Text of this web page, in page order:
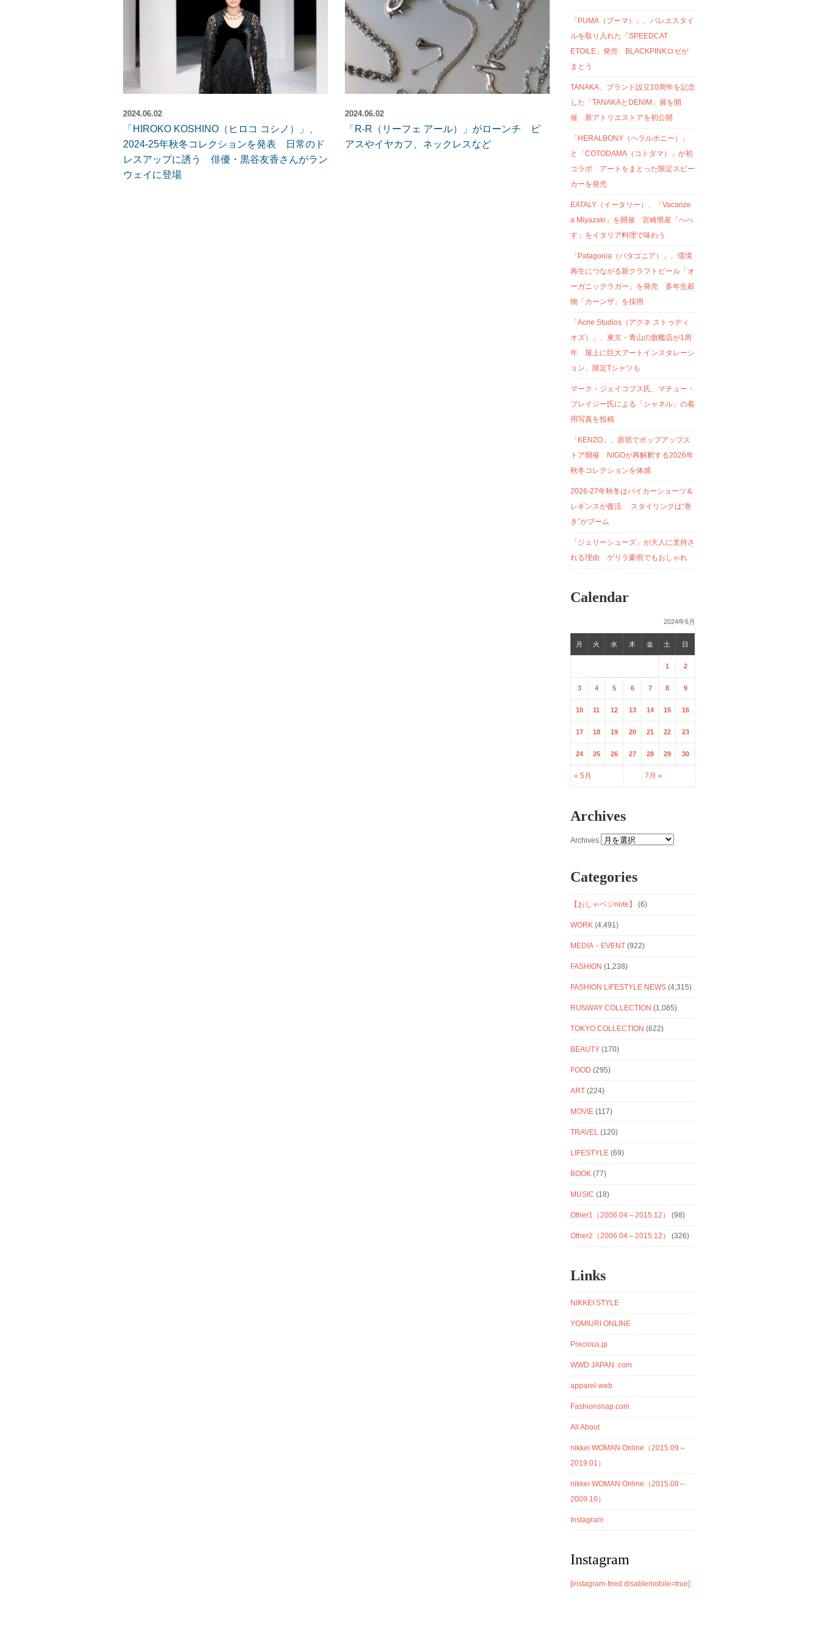
2024.06.02
「HIROKO KOSHINO（ヒロコ コシノ）」、
2024-25年秋冬コレクションを発表 日常のド
レスアップに誘う 俳優・黒谷友香さんがラン
ウェイに登場
2024.06.02
「R-R（リーフェ アール）」がローンチ ピ
アスやイヤカフ、ネックレスなど
「PUMA（プーマ）」、バレエスタイ
ルを取り入れた「SPEEDCAT
ETOILE」発売 BLACKPINKロゼが
まとう
TANAKA、ブランド設立10周年を記念
した「TANAKAとDENIM」展を開
催 新アトリエストアを初公開
「HERALBONY（ヘラルボニー）」
と「COTODAMA（コトダマ）」が初
コラボ アートをまとった限定スピー
カーを発売
EATALY（イータリー）、「Vacanze
a Miyazaki」を開催 宮崎県産「へべ
す」をイタリア料理で味わう
「Patagonia（パタゴニア）」、環境
再生につながる新クラフトビール「オ
ーガニックラガー」を発売 多年生穀
物「カーンザ」を採用
「Acne Studios（アクネ ストゥディ
オズ）」、東京・青山の旗艦店が1周
年 屋上に巨大アートインスタレーシ
ョン、限定Tシャツも
マーク・ジェイコブス氏、マチュー・
ブレイジー氏による「シャネル」の着
用写真を投稿
「KENZO」、原宿でポップアップス
トア開催 NIGOが再解釈する2026年
秋冬コレクションを体感
2026-27年秋冬はバイカーショーツ＆
レギンスが復活 スタイリングは“巻
き”がブーム
「ジェリーシューズ」が大人に支持さ
れる理由 ゲリラ豪雨でもおしゃれ
Calendar
2024年6月
月 火 水 木 金 土 日
« 5月 7月 »
1 2
3 4 5 6 7 8 9
10 11 12 13 14 15 16
17 18 19 20 21 22 23
24 25 26 27 28 29 30
Archives
Archives
Categories
【おしゃベジnote】 (6)
WORK (4,491)
MEDIA・EVENT (922)
FASHION (1,238)
FASHION LIFESTYLE NEWS (4,315)
RUNWAY COLLECTION (1,085)
TOKYO COLLECTION (622)
BEAUTY (170)
FOOD (295)
ART (224)
MOVIE (117)
TRAVEL (120)
LIFESTYLE (69)
BOOK (77)
MUSIC (18)
Other1（2006.04～2015.12） (98)
Other2（2006.04～2015.12） (326)
Links
NIKKEI STYLE
YOMIURI ONLINE
Precious.jp
WWD JAPAN .com
apparel-web
Fashionsnap.com
All About
nikkei WOMAN Online（2015.09～
2019.01）
nikkei WOMAN Online（2015.08～
2009.10）
Instagram
Instagram
[instagram-feed disablemobile=true]